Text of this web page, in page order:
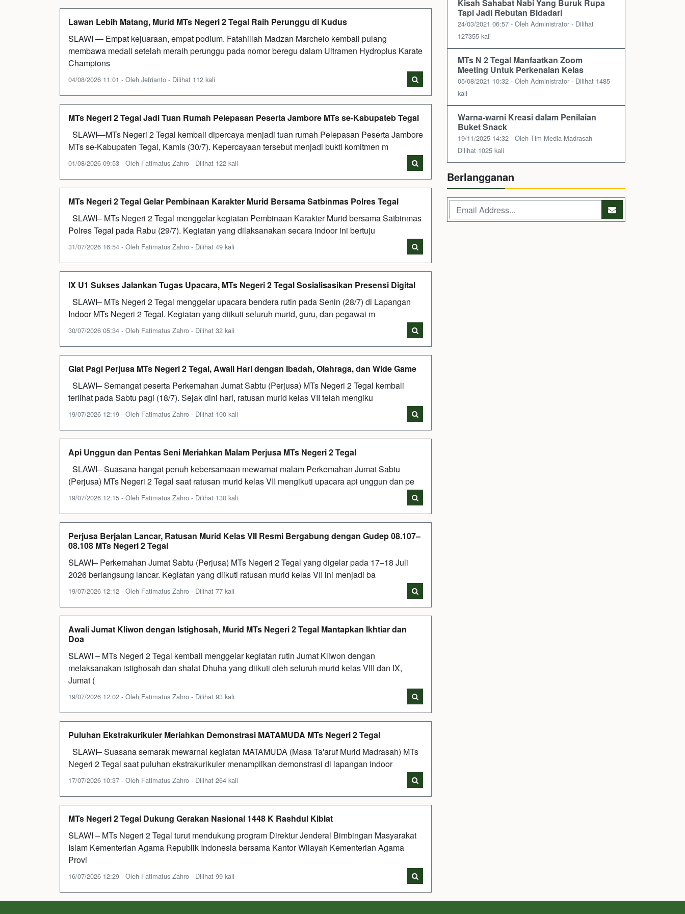
Lawan Lebih Matang, Murid MTs Negeri 2 Tegal Raih Perunggu di Kudus
SLAWI — Empat kejuaraan, empat podium. Fatahillah Madzan Marchelo kembali pulang
membawa medali setelah meraih perunggu pada nomor beregu dalam Ultramen Hydroplus Karate
Champions
04/08/2026 11:01 - Oleh Jefrianto - Dilihat 112 kali
MTs Negeri 2 Tegal Jadi Tuan Rumah Pelepasan Peserta Jambore MTs se-Kabupateb Tegal
SLAWI—MTs Negeri 2 Tegal kembali dipercaya menjadi tuan rumah Pelepasan Peserta Jambore
MTs se-Kabupaten Tegal, Kamis (30/7). Kepercayaan tersebut menjadi bukti komitmen m
01/08/2026 09:53 - Oleh Fatimatus Zahro - Dilihat 122 kali
MTs Negeri 2 Tegal Gelar Pembinaan Karakter Murid Bersama Satbinmas Polres Tegal
SLAWI– MTs Negeri 2 Tegal menggelar kegiatan Pembinaan Karakter Murid bersama Satbinmas
Polres Tegal pada Rabu (29/7). Kegiatan yang dilaksanakan secara indoor ini bertuju
31/07/2026 16:54 - Oleh Fatimatus Zahro - Dilihat 49 kali
IX U1 Sukses Jalankan Tugas Upacara, MTs Negeri 2 Tegal Sosialisasikan Presensi Digital
SLAWI– MTs Negeri 2 Tegal menggelar upacara bendera rutin pada Senin (28/7) di Lapangan
Indoor MTs Negeri 2 Tegal. Kegiatan yang diikuti seluruh murid, guru, dan pegawai m
30/07/2026 05:34 - Oleh Fatimatus Zahro - Dilihat 32 kali
Giat Pagi Perjusa MTs Negeri 2 Tegal, Awali Hari dengan Ibadah, Olahraga, dan Wide Game
SLAWI– Semangat peserta Perkemahan Jumat Sabtu (Perjusa) MTs Negeri 2 Tegal kembali
terlihat pada Sabtu pagi (18/7). Sejak dini hari, ratusan murid kelas VII telah mengiku
19/07/2026 12:19 - Oleh Fatimatus Zahro - Dilihat 100 kali
Api Unggun dan Pentas Seni Meriahkan Malam Perjusa MTs Negeri 2 Tegal
SLAWI– Suasana hangat penuh kebersamaan mewarnai malam Perkemahan Jumat Sabtu
(Perjusa) MTs Negeri 2 Tegal saat ratusan murid kelas VII mengikuti upacara api unggun dan pe
19/07/2026 12:15 - Oleh Fatimatus Zahro - Dilihat 130 kali
Perjusa Berjalan Lancar, Ratusan Murid Kelas VII Resmi Bergabung dengan Gudep 08.107–
08.108 MTs Negeri 2 Tegal
SLAWI– Perkemahan Jumat Sabtu (Perjusa) MTs Negeri 2 Tegal yang digelar pada 17–18 Juli
2026 berlangsung lancar. Kegiatan yang diikuti ratusan murid kelas VII ini menjadi ba
19/07/2026 12:12 - Oleh Fatimatus Zahro - Dilihat 77 kali
Awali Jumat Kliwon dengan Istighosah, Murid MTs Negeri 2 Tegal Mantapkan Ikhtiar dan
Doa
SLAWI – MTs Negeri 2 Tegal kembali menggelar kegiatan rutin Jumat Kliwon dengan
melaksanakan istighosah dan shalat Dhuha yang diikuti oleh seluruh murid kelas VIII dan IX,
Jumat (
19/07/2026 12:02 - Oleh Fatimatus Zahro - Dilihat 93 kali
Puluhan Ekstrakurikuler Meriahkan Demonstrasi MATAMUDA MTs Negeri 2 Tegal
SLAWI– Suasana semarak mewarnai kegiatan MATAMUDA (Masa Ta'aruf Murid Madrasah) MTs
Negeri 2 Tegal saat puluhan ekstrakurikuler menampilkan demonstrasi di lapangan indoor
17/07/2026 10:37 - Oleh Fatimatus Zahro - Dilihat 264 kali
MTs Negeri 2 Tegal Dukung Gerakan Nasional 1448 K Rashdul Kiblat
SLAWI – MTs Negeri 2 Tegal turut mendukung program Direktur Jenderal Bimbingan Masyarakat
Islam Kementerian Agama Republik Indonesia bersama Kantor Wilayah Kementerian Agama
Provi
16/07/2026 12:29 - Oleh Fatimatus Zahro - Dilihat 99 kali
Kisah Sahabat Nabi Yang Buruk Rupa
Tapi Jadi Rebutan Bidadari
24/03/2021 06:57 - Oleh Administrator - Dilihat
127355 kali
MTs N 2 Tegal Manfaatkan Zoom
Meeting Untuk Perkenalan Kelas
05/08/2021 10:32 - Oleh Administrator - Dilihat 1485
kali
Warna-warni Kreasi dalam Penilaian
Buket Snack
19/11/2025 14:32 - Oleh Tim Media Madrasah -
Dilihat 1025 kali
Berlangganan